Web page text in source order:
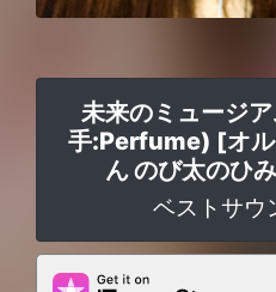
未来のミュージ
手:Perfume) [オ
ん のび太のひ
ベストサウ